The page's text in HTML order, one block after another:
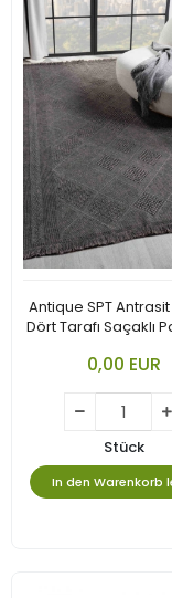
Antique SPT
Dört Tarafı Saçaklı
0,00 EUR
Stück
In den Warenkorb